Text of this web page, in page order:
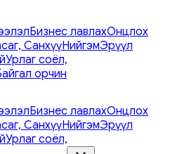
Бизнес лавлахОнцлох
СанхүүНийгэмЭрүүл
Урлаг соёл,
орчин
Бизнес лавлахОнцлох
СанхүүНийгэмЭрүүл
Урлаг соёл,